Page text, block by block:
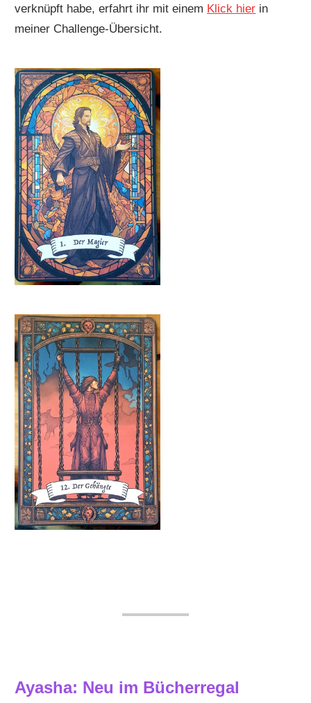
verknüpft habe, erfahrt ihr mit einem Klick hier in
meiner Challenge-Übersicht.
Ayasha: Neu im Bücherregal